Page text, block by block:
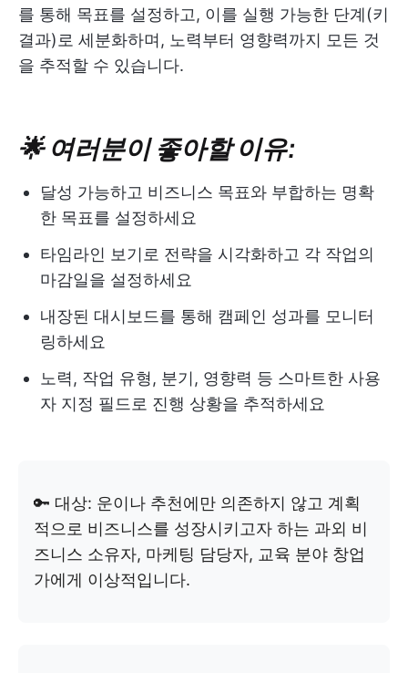
를 통해 목표를 설정하고, 이를 실행 가능한 단계(키
결과)로 세분화하며, 노력부터 영향력까지 모든 것
을 추적할 수 있습니다.
🌟 여러분이 좋아할 이유:
달성 가능하고 비즈니스 목표와 부합하는 명확
한 목표를 설정하세요
타임라인 보기로 전략을 시각화하고 각 작업의
마감일을 설정하세요
내장된 대시보드를 통해 캠페인 성과를 모니터
링하세요
노력, 작업 유형, 분기, 영향력 등 스마트한 사용
자 지정 필드로 진행 상황을 추적하세요
🔑 대상: 운이나 추천에만 의존하지 않고 계획
적으로 비즈니스를 성장시키고자 하는 과외 비
즈니스 소유자, 마케팅 담당자, 교육 분야 창업
가에게 이상적입니다.